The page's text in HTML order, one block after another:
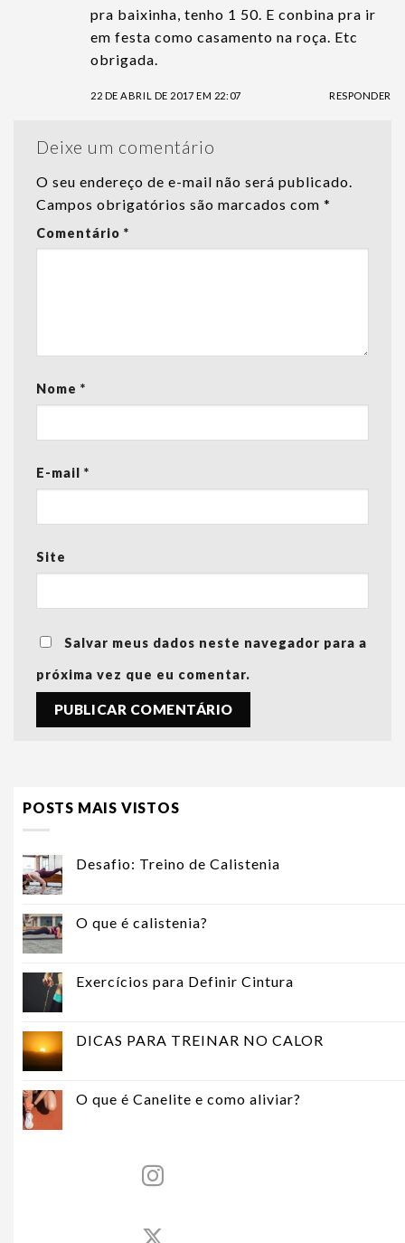
pra baixinha, tenho 1 50. E conbina pra ir
em festa como casamento na roça. Etc
obrigada.
22 DE ABRIL DE 2017 EM 22:07 RESPONDER
Deixe um comentário
O seu endereço de e-mail não será publicado.
Campos obrigatórios são marcados com *
Comentário *
Nome *
E-mail *
Site
Salvar meus dados neste navegador para a
próxima vez que eu comentar.
POSTS MAIS VISTOS
Desafio: Treino de Calistenia
O que é calistenia?
Exercícios para Definir Cintura
DICAS PARA TREINAR NO CALOR
O que é Canelite e como aliviar?